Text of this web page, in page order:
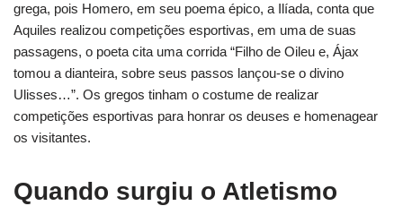
grega, pois Homero, em seu poema épico, a Ilíada, conta que
Aquiles realizou competições esportivas, em uma de suas
passagens, o poeta cita uma corrida “Filho de Oileu e, Ájax
tomou a dianteira, sobre seus passos lançou-se o divino
Ulisses…”. Os gregos tinham o costume de realizar
competições esportivas para honrar os deuses e homenagear
os visitantes.
Quando surgiu o Atletismo